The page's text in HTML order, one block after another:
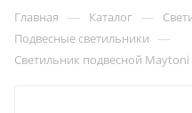
Главная — Каталог —
Подвесные светильники —
Светильник подвесной Maytoni